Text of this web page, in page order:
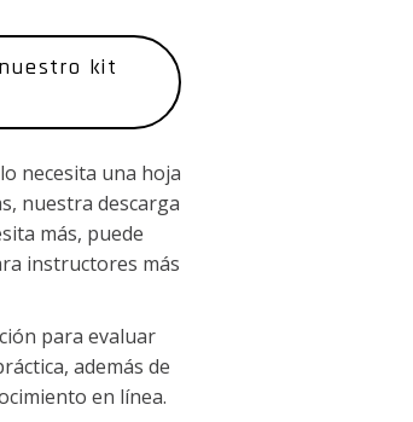
kit
necesita una hoja
nuestra descarga
más, puede
instructores más
para evaluar
además de
en línea.